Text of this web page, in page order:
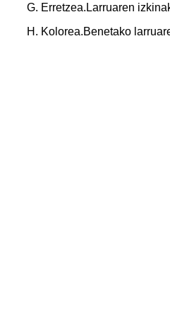
G. Erretzea.Larruaren
H. Kolorea.Benetako